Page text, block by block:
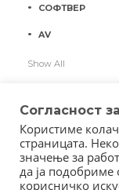
СОФТВЕР
AV
Show All
Согласност
Користиме
страницата.
значење за
да ја подобриме
корисничко